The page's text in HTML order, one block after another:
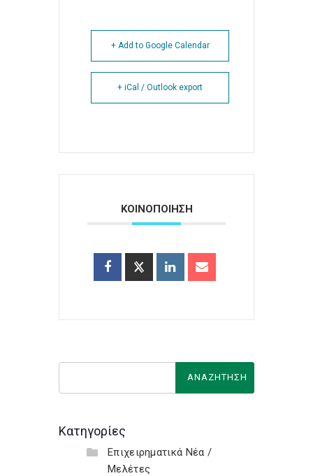
+ Add to Google Calendar
+ iCal / Outlook export
ΚΟΙΝΟΠΟΙΗΣΗ
Κατηγορίες
Επιχειρηματικά Νέα /
Μελέτες